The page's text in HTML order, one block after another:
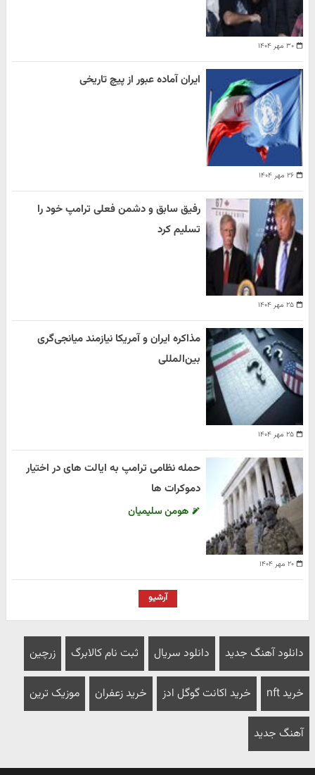
۳۰ مهر ۱۴۰۴
۲۶ مهر ۱۴۰۴
ایران آماده عبور از پیچ تاریخی
۲۵ مهر ۱۴۰۴
رفیق سابق و دشمن فعلی ترامپ خود را
تسلیم کرد
۲۵ مهر ۱۴۰۴
مذاکره ایران و آمریکا نیازمند میانجی‌گری
بین‌المللی
۲۰ مهر ۱۴۰۴
حمله نظامی ترامپ به ایالت های در اختیار
دموکرات ها
هومن سلیمیان
آرشیو
دانلود آهنگ جدید دانلود سریال ثبت نام کالابرگ زرچین
خرید nft خرید اکانت گوگل ادز خرید زعفران موزیک ترین
آهنگ جدید